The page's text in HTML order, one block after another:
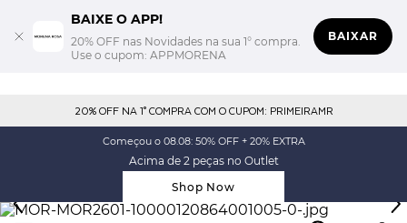
BAIXE O APP!
20% OFF nas Novidades na sua 1° compra.
Use o cupom: APPMORENA
BAIXAR
20% OFF NA 1° COMPRA COM O CUPOM: PRIMEIRAMR
Começou o 08.08: 50% OFF + 20% EXTRA
Acima de 2 peças no Outlet
Shop Now